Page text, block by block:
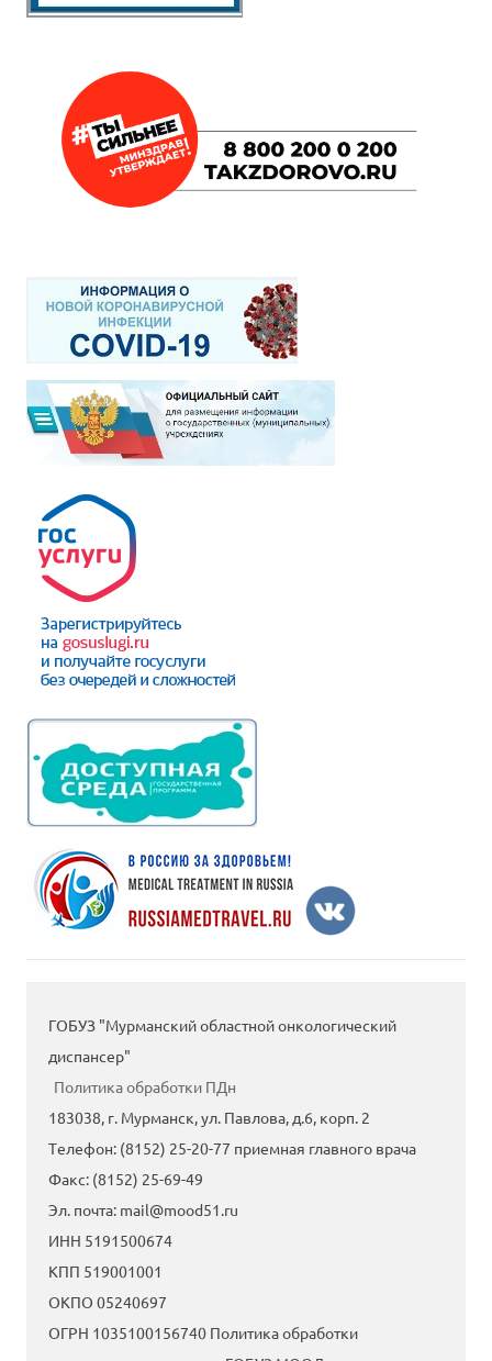
ГОБУЗ "Мурманский областной онкологический
диспансер"
Политика обработки ПДн
183038, г. Мурманск, ул. Павлова, д.6, корп. 2
Tелефон: (8152) 25-20-77 приемная главного врача
Факс: (8152) 25-69-49
Эл. почта: mail@mood51.ru
ИНН 5191500674
КПП 519001001
ОКПО 05240697
ОГРН 1035100156740 Политика обработки